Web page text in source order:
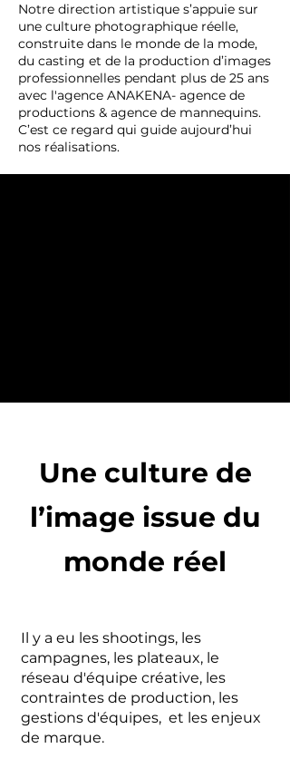
Notre direction artistique s’appuie sur
une culture photographique réelle,
construite dans le monde de la mode,
du casting et de la production d’images
professionnelles pendant plus de 25 ans
avec l'agence ANAKENA- agence de
productions & agence de mannequins.
C’est ce regard qui guide aujourd’hui
nos réalisations.
Une culture de
l’image issue du
monde réel
Il y a eu les shootings, les
campagnes, les plateaux, le
réseau d'équipe créative, les
contraintes de production, les
gestions d'équipes, et les enjeux
de marque.